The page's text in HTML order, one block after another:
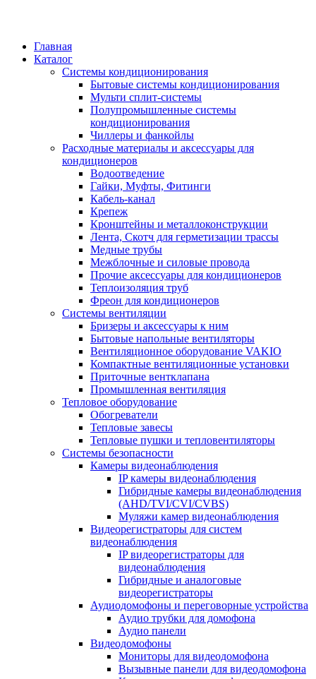
Главная
Каталог
Системы кондиционирования
Бытовые системы кондиционирования
Мульти сплит-системы
Полупромышленные системы
кондиционирования
Чиллеры и фанкойлы
Расходные материалы и аксессуары для
кондиционеров
Водоотведение
Гайки, Муфты, Фитинги
Кабель-канал
Крепеж
Кронштейны и металлоконструкции
Лента, Скотч для герметизации трассы
Медные трубы
Межблочные и силовые провода
Прочие аксессуары для кондиционеров
Теплоизоляция труб
Фреон для кондиционеров
Системы вентиляции
Бризеры и аксессуары к ним
Бытовые напольные вентиляторы
Вентиляционное оборудование VAKIO
Компактные вентиляционные установки
Приточные вентклапана
Промышленная вентиляция
Тепловое оборудование
Обогреватели
Тепловые завесы
Тепловые пушки и тепловентиляторы
Системы безопасности
Камеры видеонаблюдения
IP камеры видеонаблюдения
Гибридные камеры видеонаблюдения
(AHD/TVI/CVI/CVBS)
Муляжи камер видеонаблюдения
Видеорегистраторы для систем
видеонаблюдения
IP видеорегистраторы для
видеонаблюдения
Гибридные и аналоговые
видеорегистраторы
Аудиодомофоны и переговорные устройства
Аудио трубки для домофона
Аудио панели
Видеодомофоны
Мониторы для видеодомофона
Вызывные панели для видеодомофона